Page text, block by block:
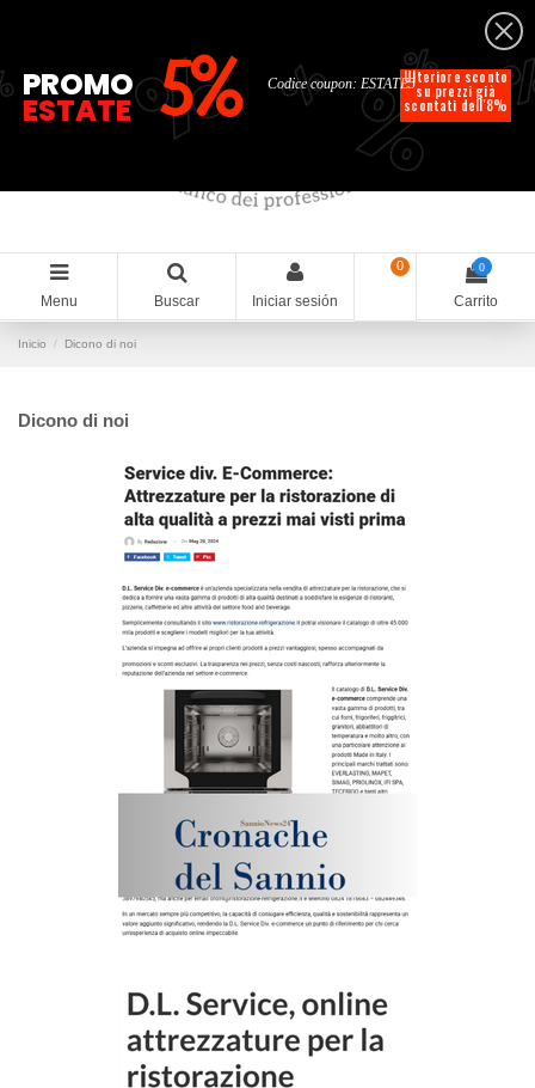
Español
Menu Buscar Iniciar sesión
0 0
Carrito
Inicio Dicono di noi
Dicono di noi
%
% %
% Ulteriore sconto
su prezzi già
scontati dell'8%
Codice coupon: ESTATE5
PROMO
ESTATE 5%